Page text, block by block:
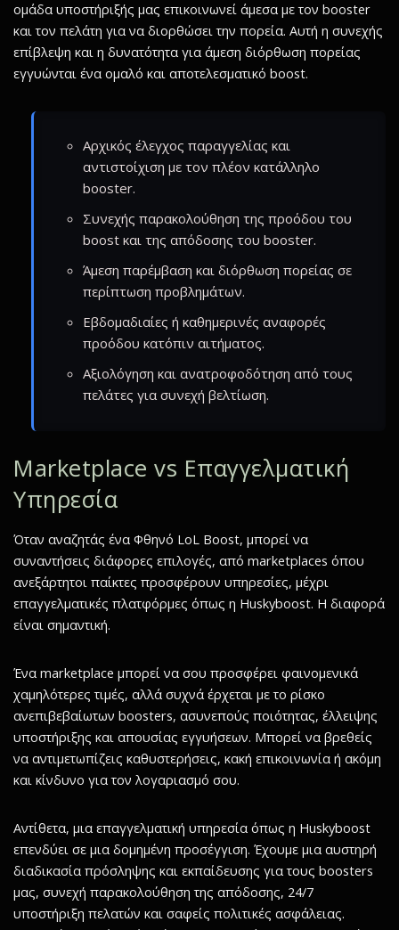
ομάδα υποστήριξής μας επικοινωνεί άμεσα με τον booster
και τον πελάτη για να διορθώσει την πορεία. Αυτή η συνεχής
επίβλεψη και η δυνατότητα για άμεση διόρθωση πορείας
εγγυώνται ένα ομαλό και αποτελεσματικό boost.
Αρχικός έλεγχος παραγγελίας και
αντιστοίχιση με τον πλέον κατάλληλο
booster.
Συνεχής παρακολούθηση της προόδου του
boost και της απόδοσης του booster.
Άμεση παρέμβαση και διόρθωση πορείας σε
περίπτωση προβλημάτων.
Εβδομαδιαίες ή καθημερινές αναφορές
προόδου κατόπιν αιτήματος.
Αξιολόγηση και ανατροφοδότηση από τους
πελάτες για συνεχή βελτίωση.
Marketplace vs Επαγγελματική
Υπηρεσία
Όταν αναζητάς ένα Φθηνό LoL Boost, μπορεί να
συναντήσεις διάφορες επιλογές, από marketplaces όπου
ανεξάρτητοι παίκτες προσφέρουν υπηρεσίες, μέχρι
επαγγελματικές πλατφόρμες όπως η Huskyboost. Η διαφορά
είναι σημαντική.
Ένα marketplace μπορεί να σου προσφέρει φαινομενικά
χαμηλότερες τιμές, αλλά συχνά έρχεται με το ρίσκο
ανεπιβεβαίωτων boosters, ασυνεπούς ποιότητας, έλλειψης
υποστήριξης και απουσίας εγγυήσεων. Μπορεί να βρεθείς
να αντιμετωπίζεις καθυστερήσεις, κακή επικοινωνία ή ακόμη
και κίνδυνο για τον λογαριασμό σου.
Αντίθετα, μια επαγγελματική υπηρεσία όπως η Huskyboost
επενδύει σε μια δομημένη προσέγγιση. Έχουμε μια αυστηρή
διαδικασία πρόσληψης και εκπαίδευσης για τους boosters
μας, συνεχή παρακολούθηση της απόδοσης, 24/7
υποστήριξη πελατών και σαφείς πολιτικές ασφάλειας.